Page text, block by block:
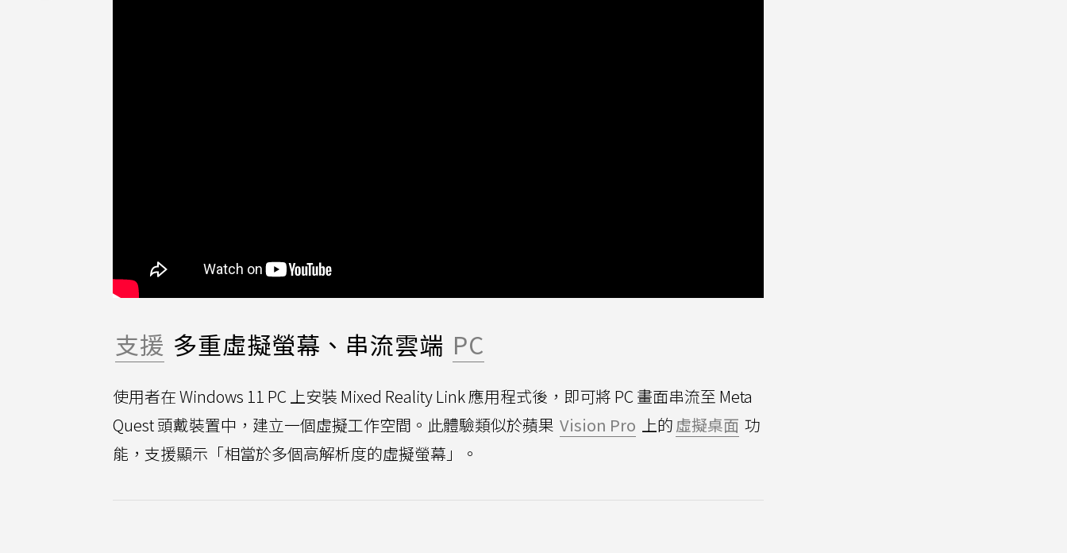
支援 多重虛擬螢幕、串流雲端 PC
使用者在 Windows 11 PC 上安裝 Mixed Reality Link 應用程式後，即可將 PC 畫面串流至 Meta
Quest 頭戴裝置中，建立一個虛擬工作空間。此體驗類似於蘋果 Vision Pro 上的虛擬桌面 功
能，支援顯示「相當於多個高解析度的虛擬螢幕」。